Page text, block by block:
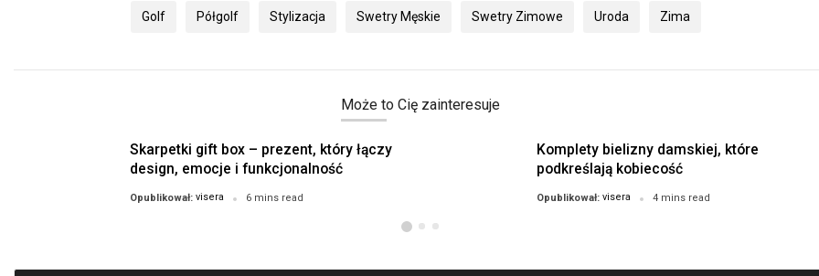
Golf Półgolf Stylizacja Swetry Męskie Swetry Zimowe Uroda Zima
Może to Cię zainteresuje
Skarpetki gift box – prezent, który łączy
design, emocje i funkcjonalność
Opublikował: visera 6 mins read
Komplety bielizny damskiej, które
podkreślają kobiecość
Opublikował: visera 4 mins read